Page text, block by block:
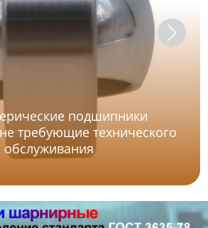
подшипники
требующие технического
обслуживания